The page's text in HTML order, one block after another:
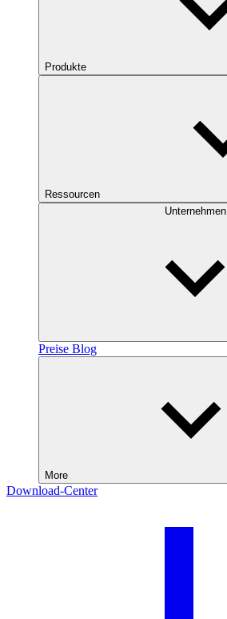
Produkte
Ressourcen
Unternehmen
Preise Blog
More
Download-Center